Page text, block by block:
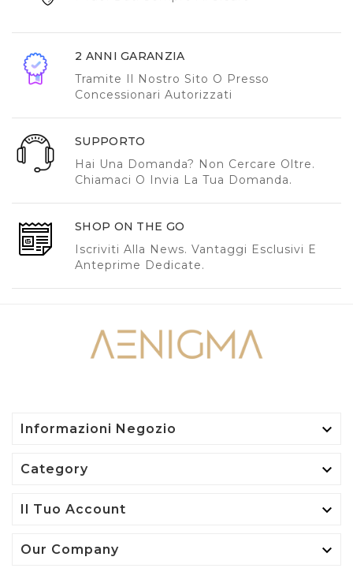
2 ANNI GARANZIA
Tramite Il Nostro Sito O Presso
Concessionari Autorizzati
SUPPORTO
Hai Una Domanda? Non Cercare Oltre.
Chiamaci O Invia La Tua Domanda.
SHOP ON THE GO
Iscriviti Alla News. Vantaggi Esclusivi E
Anteprime Dedicate.
Informazioni Negozio 
Category 
Il Tuo Account 
Our Company 